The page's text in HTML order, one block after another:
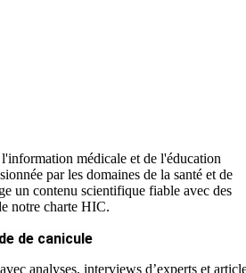
médicale et de l'éducation
par les domaines de la santé et de
un contenu scientifique fiable avec des
notre charte HIC.
de canicule
analyses, interviews d’experts et